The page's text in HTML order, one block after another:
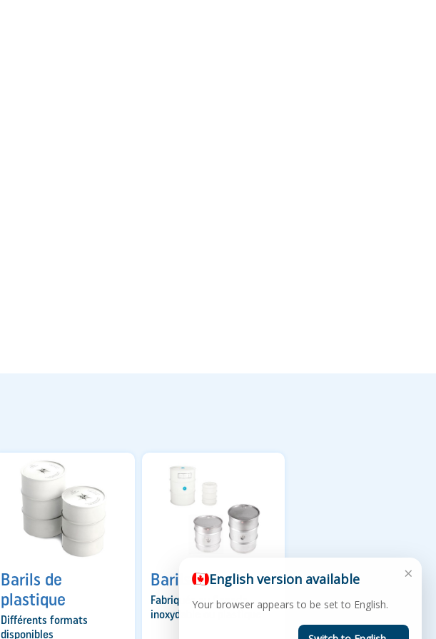
Barils de
plastique
Différents formats
disponibles
Barils
Fabriqués au Canada,
inoxydable ou plastique
×
English version available
Your browser appears to be set to English.